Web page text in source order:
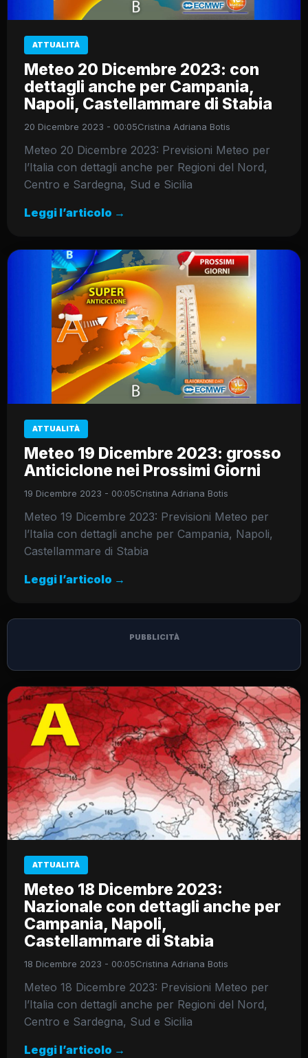
ATTUALITÀ
Meteo 20 Dicembre 2023: con
dettagli anche per Campania,
Napoli, Castellammare di Stabia
20 Dicembre 2023 - 00:05Cristina Adriana Botis
Meteo 20 Dicembre 2023: Previsioni Meteo per
l’Italia con dettagli anche per Regioni del Nord,
Centro e Sardegna, Sud e Sicilia
Leggi l’articolo →
ATTUALITÀ
Meteo 19 Dicembre 2023: grosso
Anticiclone nei Prossimi Giorni
19 Dicembre 2023 - 00:05Cristina Adriana Botis
Meteo 19 Dicembre 2023: Previsioni Meteo per
l’Italia con dettagli anche per Campania, Napoli,
Castellammare di Stabia
Leggi l’articolo →
PUBBLICITÀ
ATTUALITÀ
Meteo 18 Dicembre 2023:
Nazionale con dettagli anche per
Campania, Napoli,
Castellammare di Stabia
18 Dicembre 2023 - 00:05Cristina Adriana Botis
Meteo 18 Dicembre 2023: Previsioni Meteo per
l’Italia con dettagli anche per Regioni del Nord,
Centro e Sardegna, Sud e Sicilia
Leggi l’articolo →